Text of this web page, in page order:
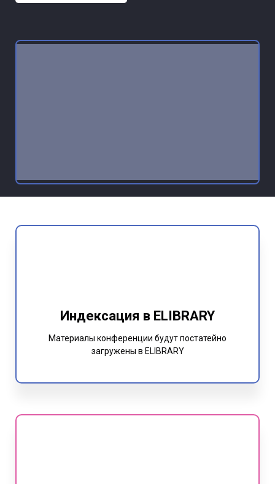
Индексация в ELIBRARY
Материалы конференции будут постатейно
загружены в ELIBRARY